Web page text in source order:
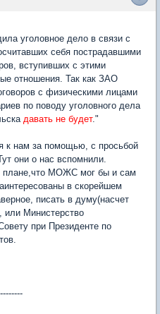
уголовное дело в связи с
себя пострадавшими
вступивших с этими
отношения. Так как ЗАО
с физическими лицами
по поводу уголовного дела
давать не будет."
нам за помощью, с просьбой
они о нас вспомнили.
плане,что МОЖС мог бы и сам
в скорейшем
писать в думу(насчет
или Министерство
при Президенте по